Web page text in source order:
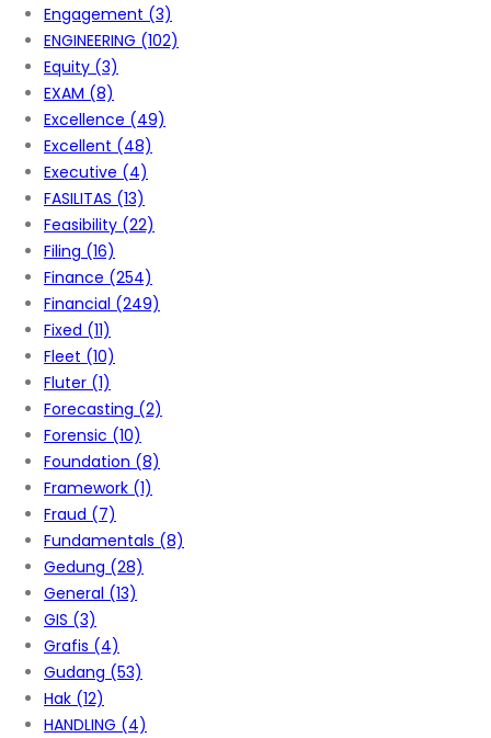
Engagement (3)
ENGINEERING (102)
Equity (3)
EXAM (8)
Excellence (49)
Excellent (48)
Executive (4)
FASILITAS (13)
Feasibility (22)
Filing (16)
Finance (254)
Financial (249)
Fixed (11)
Fleet (10)
Fluter (1)
Forecasting (2)
Forensic (10)
Foundation (8)
Framework (1)
Fraud (7)
Fundamentals (8)
Gedung (28)
General (13)
GIS (3)
Grafis (4)
Gudang (53)
Hak (12)
HANDLING (4)